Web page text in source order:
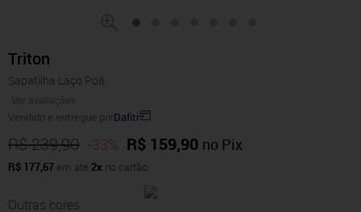
Triton
Sapatilha Laço Poá
Ver avaliações
Vendido e entregue porDafiti
R$ 239,90 -33% R$ 159,90 no Pix
R$ 177,67 em até 2x no cartão
Outras cores